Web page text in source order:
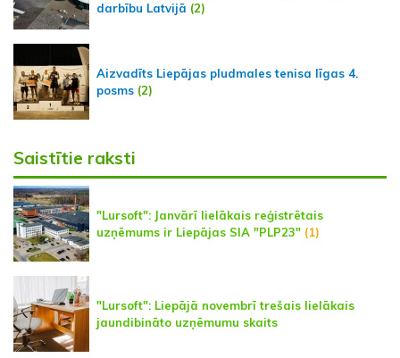
darbību Latvijā (2)
Aizvadīts Liepājas pludmales tenisa līgas 4.
posms (2)
Saistītie raksti
"Lursoft": Janvārī lielākais reģistrētais
uzņēmums ir Liepājas SIA "PLP23" (1)
"Lursoft": Liepājā novembrī trešais lielākais
jaundibināto uzņēmumu skaits